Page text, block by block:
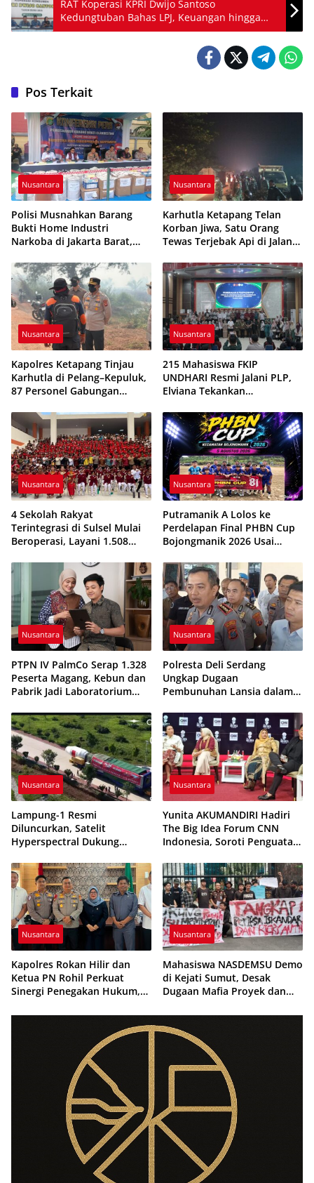
RAT Koperasi KPRI Dwijo Santoso
Kedungtuban Bahas LPJ, Keuangan hingga
Program Kerja 2026
Pos Terkait
Nusantara
Polisi Musnahkan Barang
Bukti Home Industri
Narkoba di Jakarta Barat,
Beredar
Nusantara
Karhutla Ketapang Telan
Korban Jiwa, Satu Orang
Tewas Terjebak Api di Jalan
Nusantara
Kapolres Ketapang Tinjau
Karhutla di Pelang–Kepuluk,
87 Personel Gabungan
Nusantara
215 Mahasiswa FKIP
UNDHARI Resmi Jalani PLP,
Elviana Tekankan
dan Profesionalisme Calon
Guru
Nusantara
4 Sekolah Rakyat
Terintegrasi di Sulsel Mulai
Beroperasi, Layani 1.508
2026/2027
Nusantara
Putramanik A Lolos ke
Perdelapan Final PHBN Cup
Bojongmanik 2026 Usai
Nusantara
PTPN IV PalmCo Serap 1.328
Peserta Magang, Kebun dan
Pabrik Jadi Laboratorium
Muda
Nusantara
Polresta Deli Serdang
Ungkap Dugaan
Pembunuhan Lansia dalam
Ditangkap Saat Hendak
Kabur
Nusantara
Lampung-1 Resmi
Diluncurkan, Satelit
Hyperspectral Dukung
Tanpa Gunakan APBD
Nusantara
Yunita AKUMANDIRI Hadiri
The Big Idea Forum CNN
Indonesia, Soroti Penguatan
Ekonomi Nasional
Nusantara
Kapolres Rokan Hilir dan
Ketua PN Rohil Perkuat
Sinergi Penegakan Hukum,
Baru
Nusantara
Mahasiswa NASDEMSU Demo
di Kejati Sumut, Desak
Dugaan Mafia Proyek dan
Medan Diusut